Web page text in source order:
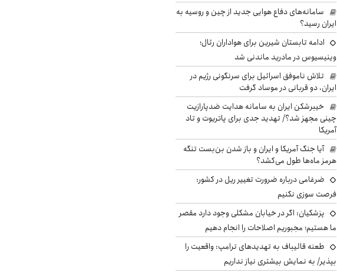
سامانه‌های دفاع هوایی جدید از چین و روسیه به
ایران رسید؟
ادامه تابستان شیرین برای هواداران رئال؛
وینیسیوس در مادرید ماندنی شد
تلاش ناموفق اسرائیل برای سرنگونی رژیم در
ایران، دو قربانی در موساد گرفت
خیبرشکن ایران به سامانه هدایت ضدپارازیت
چینی مجهز شد؟/ تهدید جدی برای پاتریوت و تاد
آمریکا
آیا جنگ آمریکا و ایران و باز شدن بن‌بست تنگه
هرمز ماه‌ها طول می‌کشد؟
ضرغامی درباره ضرورت تغییر ریل در کشور:
فرصت سوزی نکنیم
پزشکیان: اگر در خیابان مشکلی وجود دارد مقصر
ما هستیم؛ مجبوریم اصلاحات را انجام دهیم
طعنه قالیباف به تهدیدهای ترامپ: واقعیت را
بپذیر/ به نمایش بیشتری نیاز نداریم